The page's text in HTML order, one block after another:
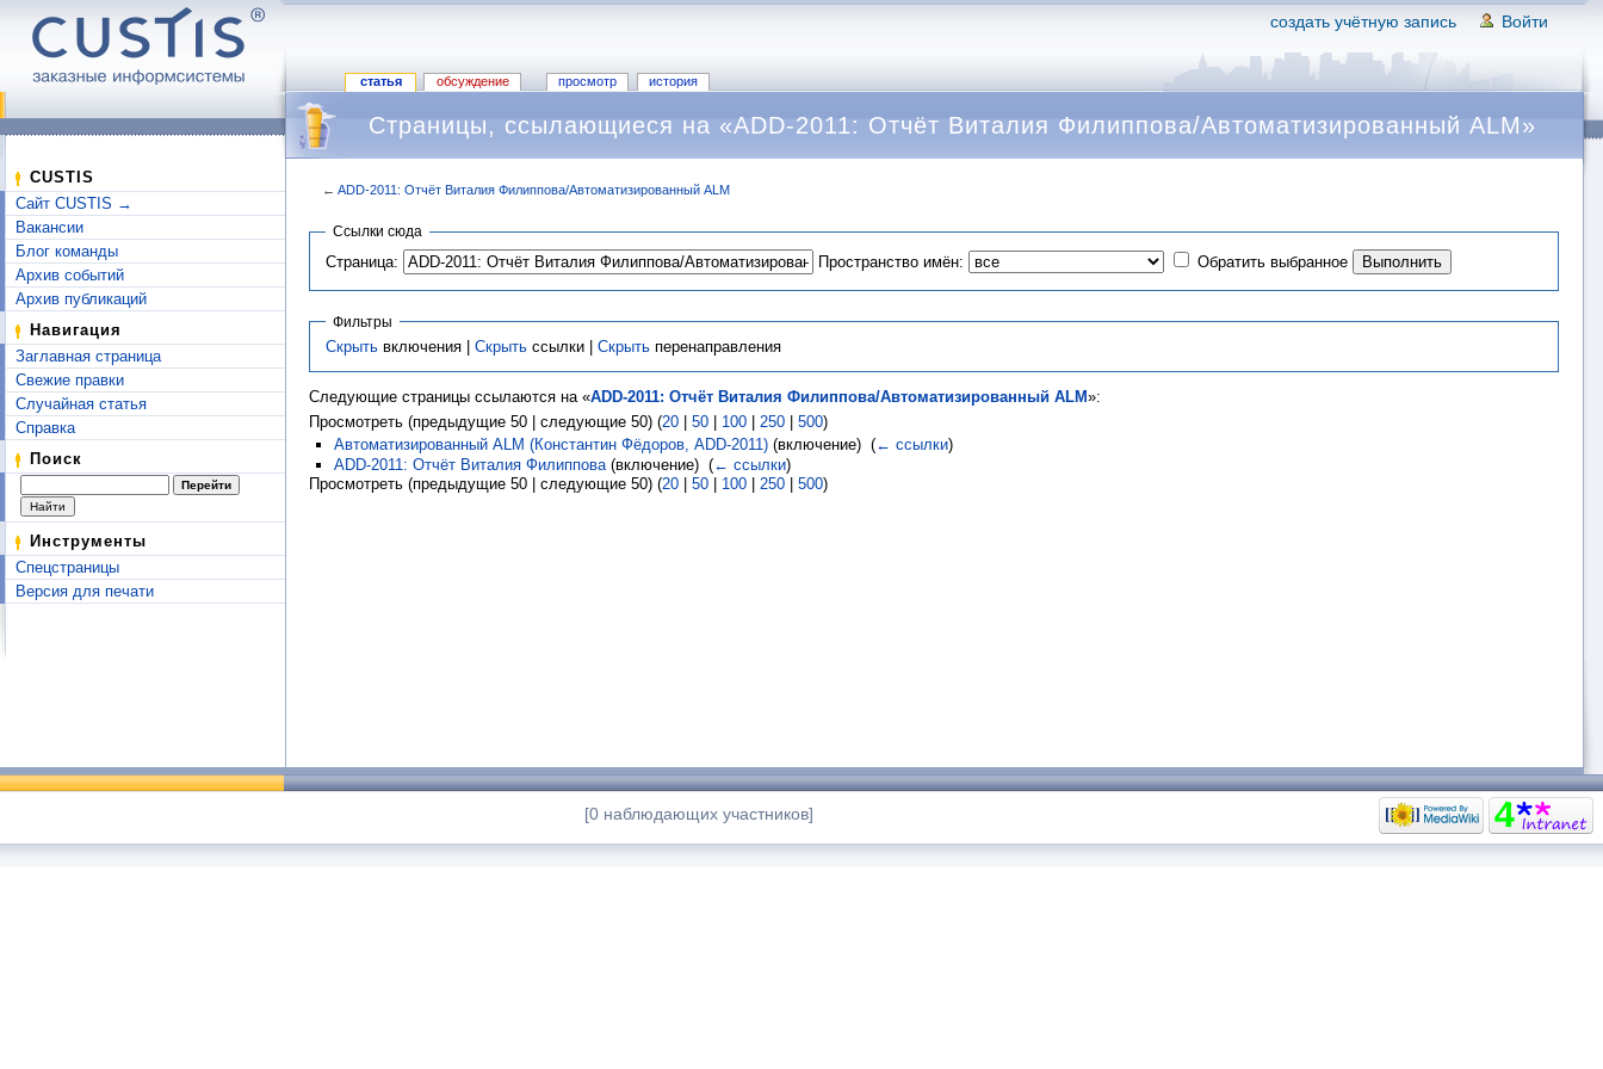
создать учётную запись Войти
статья обсуждение просмотр история
CUSTIS
Сайт CUSTIS →
Вакансии
Блог команды
Архив событий
Архив публикаций
Навигация
Заглавная страница
Свежие правки
Случайная статья
Справка
Поиск
Инструменты
Спецстраницы
Версия для печати
Страницы, ссылающиеся на «ADD-2011: Отчёт Виталия Филиппова/Автоматизированный ALM»
← ADD-2011: Отчёт Виталия Филиппова/Автоматизированный ALM
Ссылки сюда
Страница: Пространство имён: Обратить выбранное
Фильтры
Скрыть включения | Скрыть ссылки | Скрыть перенаправления
Следующие страницы ссылаются на «ADD-2011: Отчёт Виталия Филиппова/Автоматизированный ALM»:
Просмотреть (предыдущие 50 | следующие 50) (20 50 100 250 500)
Автоматизированный ALM (Константин Фёдоров, ADD-2011)(включение) ‎ (← ссылки)
ADD-2011: Отчёт Виталия Филиппова(включение) ‎ (← ссылки)
Просмотреть (предыдущие 50 | следующие 50) (20 50 100 250 500)
[0 наблюдающих участников]